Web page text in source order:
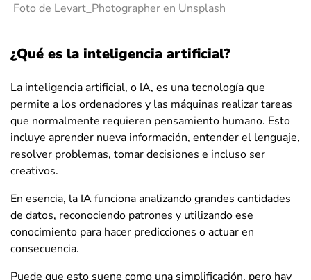
Foto de Levart_Photographer en Unsplash
¿Qué es la inteligencia artificial?
La inteligencia artificial, o IA, es una tecnología que
permite a los ordenadores y las máquinas realizar tareas
que normalmente requieren pensamiento humano. Esto
incluye aprender nueva información, entender el lenguaje,
resolver problemas, tomar decisiones e incluso ser
creativos.
En esencia, la IA funciona analizando grandes cantidades
de datos, reconociendo patrones y utilizando ese
conocimiento para hacer predicciones o actuar en
consecuencia.
Puede que esto suene como una simplificación, pero hay